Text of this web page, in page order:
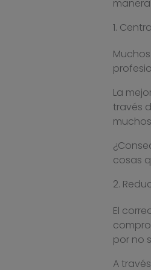
manera
1.
La
través
cosas
2.
El
por no
A